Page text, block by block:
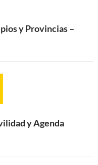
y Provincias –
y Agenda